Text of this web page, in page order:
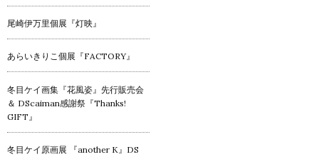
尾崎伊万里個展『灯映』
あらいきりこ個展『FACTORY』
冬目ケイ画集『花風姿』先行販売会
＆ DScaiman感謝祭『Thanks!
GIFT』
冬目ケイ原画展 『another K』DS